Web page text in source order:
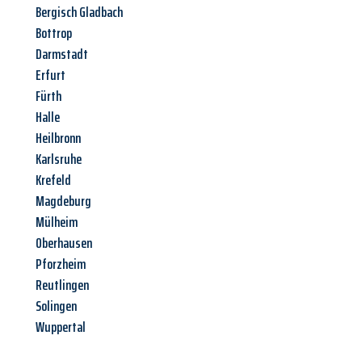
Bergisch Gladbach
Bottrop
Darmstadt
Erfurt
Fürth
Halle
Heilbronn
Karlsruhe
Krefeld
Magdeburg
Mülheim
Oberhausen
Pforzheim
Reutlingen
Solingen
Wuppertal